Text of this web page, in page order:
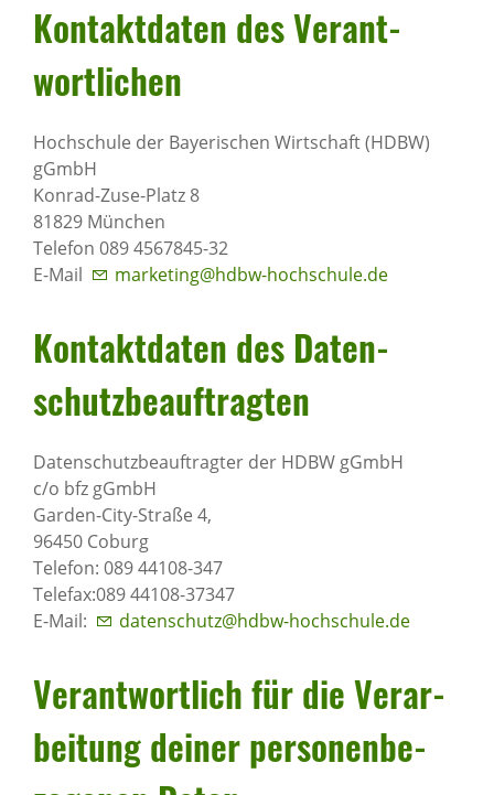
Kontakt­daten des Verant­
wort­li­chen
Hochschule der Bayerischen Wirtschaft (HDBW)
gGmbH
Konrad-Zuse-Platz 8
81829 München
Telefon 089 4567845-32
E-Mail
marketing@hdbw-hochschule.de
Kontakt­daten des Daten­
schutz­be­auf­tragten
Datenschutzbeauftragter der HDBW gGmbH
c/o bfz gGmbH
Garden-City-Straße 4,
96450 Coburg
Telefon: 089 44108-347
Telefax:089 44108-37347
E-Mail:
datenschutz@hdbw-hochschule.de
Verant­wort­lich für die Verar­
bei­tung deiner perso­nen­be­